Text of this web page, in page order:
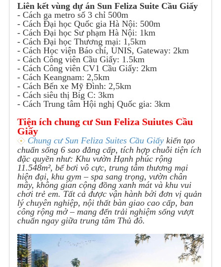
Liên kết vùng dự án Sun Feliza Suite Cầu Giấy
- Cách ga metro số 3 chỉ 500m
-Cách Đại học Quốc gia Hà Nội: 500m
-Cách Đại học Sư phạm Hà Nội: 1km
-Cách Đại học Thương mại: 1,5km
-Cách Học viện Báo chí, UNIS, Gateway: 2km
-Cách Công viên Cầu Giấy: 1.5km
-Cách Công viên CV1 Cầu Giấy: 2km
-Cách Keangnam: 2,5km
-Cách Bến xe Mỹ Đình: 2,5km
-Cách siêu thị Big C: 3km
-Cách Trung tâm Hội nghị Quốc gia: 3km
Tiện ích chung cư Sun Feliza Suiutes Cầu
Giấy
Chung cư Sun Feliza Suites Cầu Giấy kiến tạo
chuẩn sống 6 sao đẳng cấp, tích hợp chuỗi tiện ích
đặc quyền như: Khu vườn Hạnh phúc rộng
11.548m², bể bơi vô cực, trung tâm thương mại
hiện đại, khu gym – spa sang trọng, vườn chân
mây, không gian cộng đồng xanh mát và khu vui
chơi trẻ em. Tất cả được vận hành bởi đơn vị quản
lý chuyên nghiệp, nội thất bàn giao cao cấp, ban
công rộng mở – mang đến trải nghiệm sống vượt
chuẩn ngay giữa trung tâm Thủ đô.